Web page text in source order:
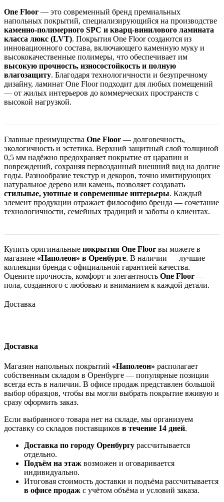
One Floor — это современный бренд премиальных
напольных покрытий, специализирующийся на производстве
каменно-полимерного SPC и кварц-винилового ламината
класса люкс (LVT). Покрытия One Floor создаются из
инновационного состава, включающего каменную муку и
высококачественные полимеры, что обеспечивает им
высокую прочность, износостойкость и полную
влагозащиту. Благодаря технологичности и безупречному
дизайну, ламинат One Floor подходит для любых помещений
— от жилых интерьеров до коммерческих пространств с
высокой нагрузкой.
Главные преимущества One Floor — долговечность,
экологичность и эстетика. Верхний защитный слой толщиной
0,5 мм надёжно предохраняет покрытие от царапин и
повреждений, сохраняя первозданный внешний вид на долгие
годы. Разнообразие текстур и декоров, точно имитирующих
натуральное дерево или камень, позволяет создавать
стильные, уютные и современные интерьеры. Каждый
элемент продукции отражает философию бренда — сочетание
технологичности, семейных традиций и заботы о клиентах.
Купить оригинальные покрытия One Floor вы можете в
магазине «Наполеон» в Оренбурге. В наличии — лучшие
коллекции бренда с официальной гарантией качества.
Оцените прочность, комфорт и элегантность One Floor —
пола, созданного с любовью и вниманием к каждой детали.
Доставка
Доставка
Магазин напольных покрытий «Наполеон» располагает
собственным складом в Оренбурге — популярные позиции
всегда есть в наличии. В офисе продаж представлен большой
выбор образцов, чтобы вы могли выбрать покрытие вживую и
сразу оформить заказ.
Если выбранного товара нет на складе, мы организуем
доставку со складов поставщиков в течение 14 дней.
Доставка по городу Оренбургу рассчитывается
отдельно.
Подъём на этаж возможен и оговаривается
индивидуально.
Итоговая стоимость доставки и подъёма рассчитывается
в офисе продаж с учётом объёма и условий заказа.